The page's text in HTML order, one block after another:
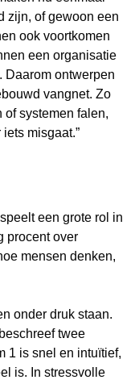
zijn, of gewoon een
ook voortkomen
een organisatie
Daarom ontwerpen
vangnet. Zo
of systemen falen,
misgaat.”
een grote rol in
procent over
mensen denken,
onder druk staan.
twee
1 is snel en intuïtief,
is. In stressvolle